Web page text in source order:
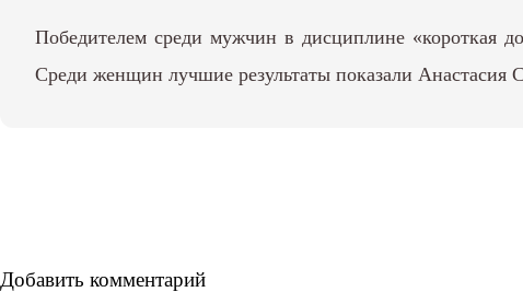
Победителем среди мужчин в дисциплине «короткая
Среди женщин лучшие результаты показали Анастасия
Добавить комментарий